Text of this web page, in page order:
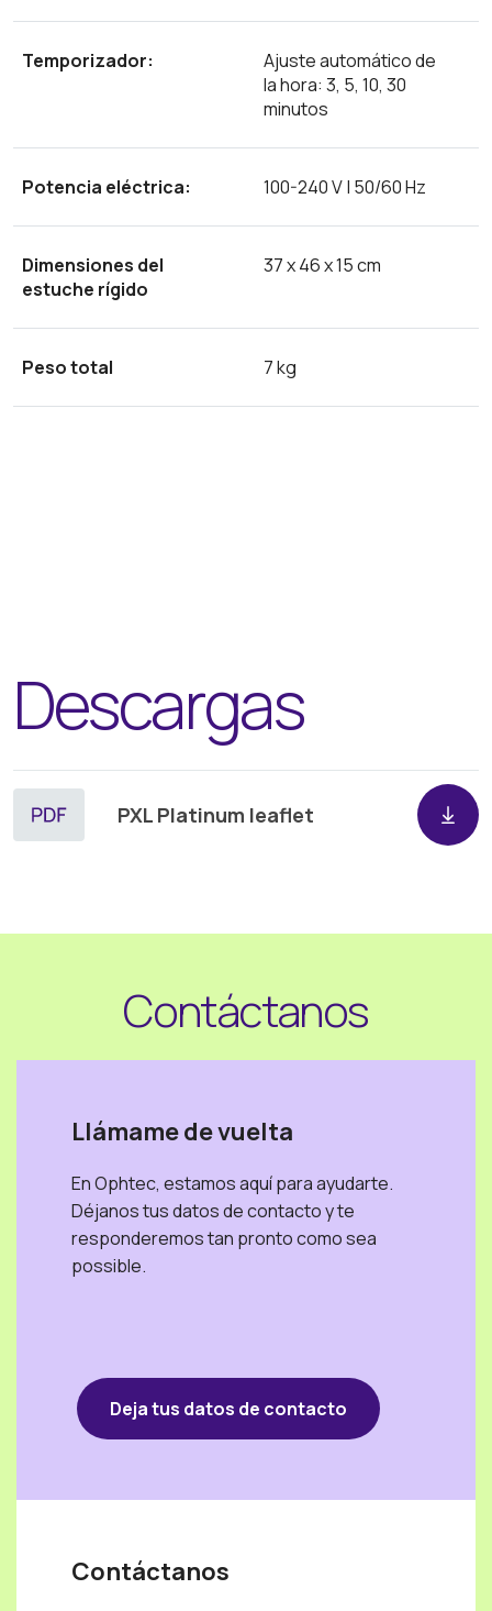
Temporizador:
Ajuste automático de
la hora: 3, 5, 10, 30
minutos
Potencia eléctrica: 100-240 V | 50/60 Hz
Dimensiones del
estuche rígido
37 x 46 x 15 cm
Peso total 7 kg
Descargas
PXL Platinum leaflet
Contáctanos
Llámame de vuelta
En Ophtec, estamos aquí para ayudarte.
Déjanos tus datos de contacto y te
responderemos tan pronto como sea
possible.
Deja tus datos de contacto
Contáctanos